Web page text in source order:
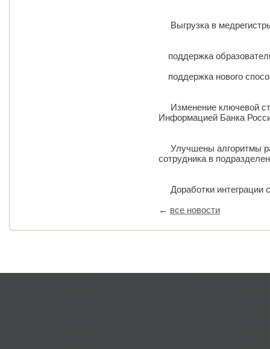
Выгрузка в
поддержка
поддержка нового
Изменение ключевой
Информацией Банка
Улучшены алгоритмы
сотрудника в
Доработки интеграции
← все новости